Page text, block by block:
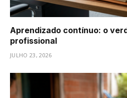
Aprendizado contínuo: o
profissional
JULHO 23, 2026